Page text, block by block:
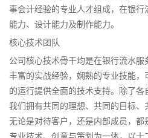
事会计经验的专业人才组成，在银
能力、设计能力及制作能力。
核心技术团队
公司核心技术骨干均是在银行流水服
丰富的实战经验，娴熟的专业技能
的运行提供全面的技术支持。除了各
我们拥有共同的理想、共同的目标、
无论是对待客户，还是内部成员，
专业技术、创意与策划为一体，以